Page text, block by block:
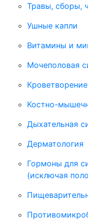
Травы, сборы,
Ушные капли
Витамины и
Мочеполовая
Костно-
Дыхательная
Дерматология
Гормоны для
(исключая